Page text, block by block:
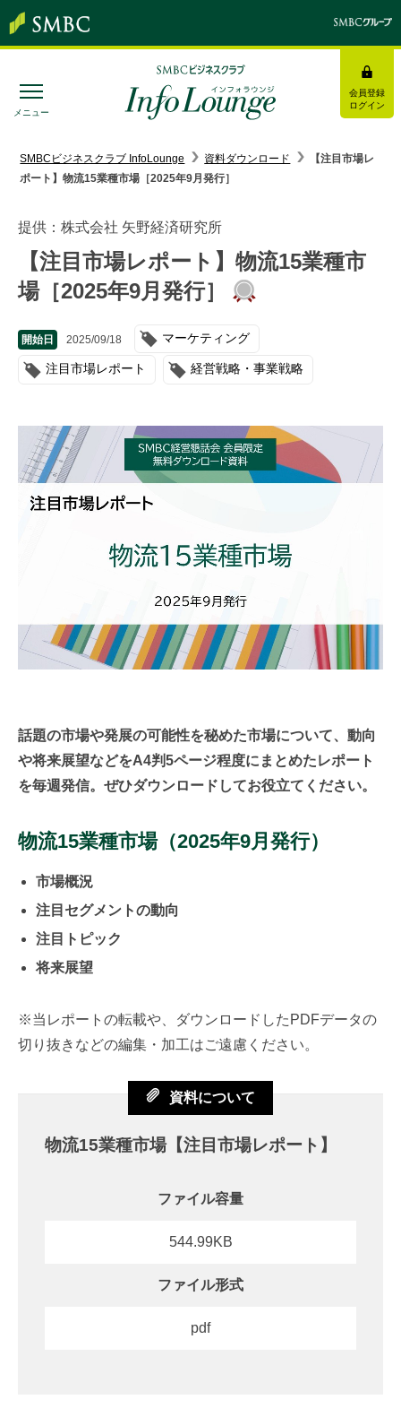
メニュー
会員登録
ログイン
みんなの研修
トピックス＆インフォメーション
お役立ち情報
インタビュー・レポート
イベント・セミナー
プライバシーポリシー
運営会社
SMBCビジネスクラブ InfoLounge 資料ダウンロード
【注目市場レ
ポート】物流15業種市場［2025年9月発行］
提供：株式会社 矢野経済研究所
【注目市場レポート】物流15業種市
場［2025年9月発行］
開始日 2025/09/18 マーケティング
注目市場レポート 経営戦略・事業戦略
話題の市場や発展の可能性を秘めた市場について、動向
や将来展望などをA4判5ページ程度にまとめたレポート
を毎週発信。 ぜひダウンロードしてお役立てください。
物流15業種市場（2025年9月発行）
市場概況
注目セグメントの動向
注目トピック
将来展望
※当レポートの転載や、ダウンロードしたPDFデータの
切り抜きなどの編集・加工はご遠慮ください。
資料について
物流15業種市場【注目市場レポート】
ファイル容量
544.99KB
ファイル形式
pdf